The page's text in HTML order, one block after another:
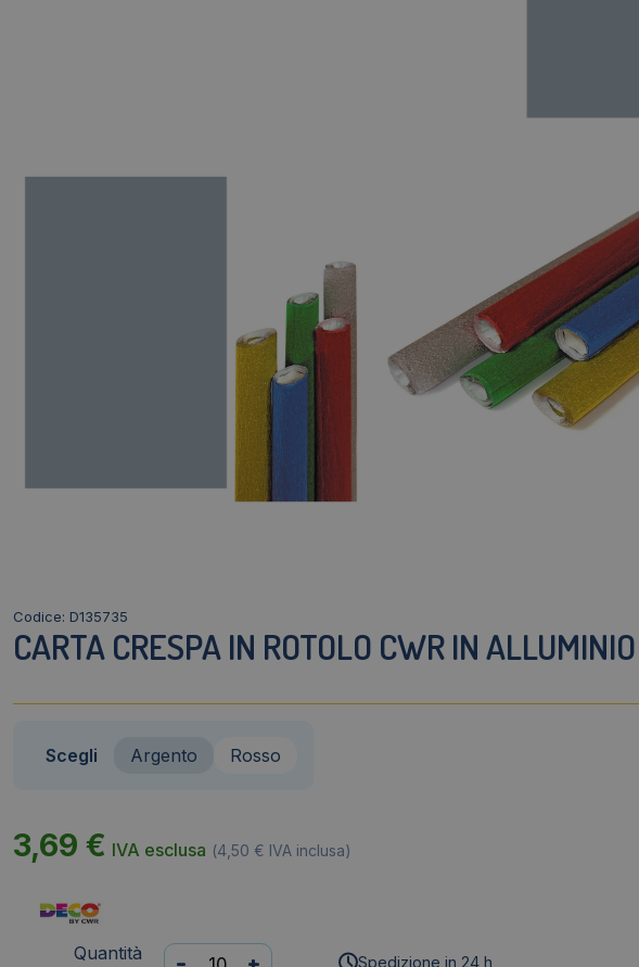
Codice: D135735
CARTA CRESPA IN ROTOLO CWR IN
Scegli Argento Rosso
3,69 € IVA esclusa (4,50 € IVA inclusa)
Quantità
Carta
Spedizione in 24 h